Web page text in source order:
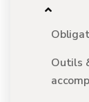
Outils